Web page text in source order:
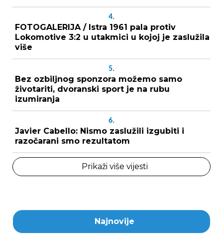
4.
FOTOGALERIJA / Istra 1961 pala protiv
Lokomotive 3:2 u utakmici u kojoj je zaslužila
više
5.
Bez ozbiljnog sponzora možemo samo
životariti, dvoranski sport je na rubu
izumiranja
6.
Javier Cabello: Nismo zaslužili izgubiti i
razočarani smo rezultatom
Prikaži više vijesti
Najnovije